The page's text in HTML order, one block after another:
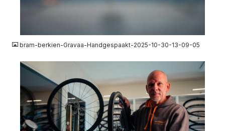
bram-berkien-Gravaa-Handgespaakt-2025-10-30-13-09-05